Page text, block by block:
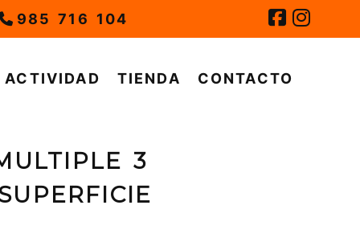
985 716 104
ACTIVIDAD TIENDA CONTACTO
3